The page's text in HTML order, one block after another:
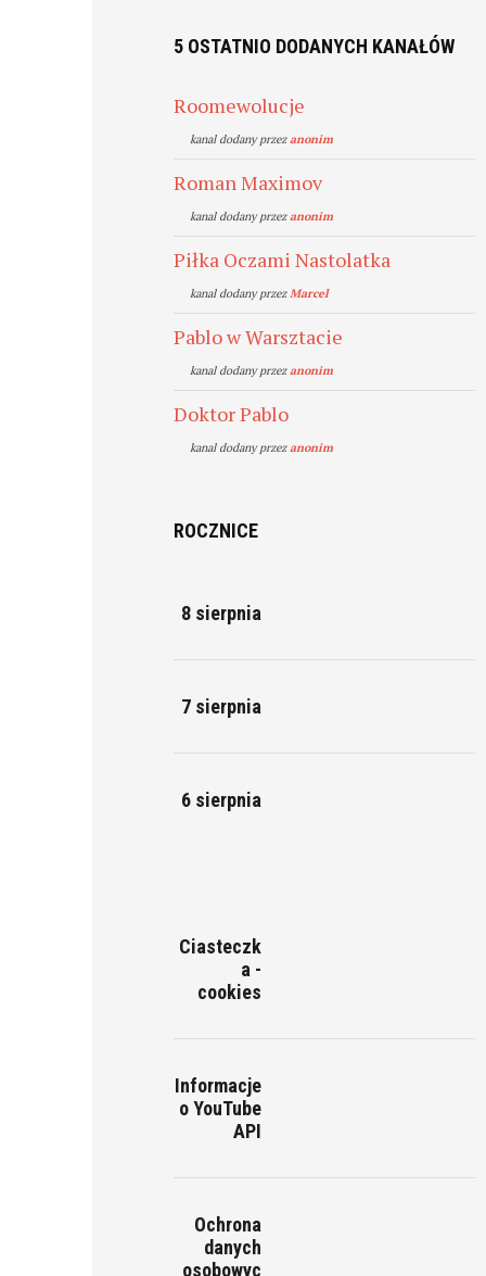
5 OSTATNIO DODANYCH KANAŁÓW
Roomewolucje
kanal dodany przezanonim
Roman Maximov
kanal dodany przezanonim
Piłka Oczami Nastolatka
kanal dodany przezMarcel
Pablo w Warsztacie
kanal dodany przezanonim
Doktor Pablo
kanal dodany przezanonim
ROCZNICE
8 sierpnia
7 sierpnia
6 sierpnia
Ciasteczk
a -
cookies
Informacje
o YouTube
API
Ochrona
danych
osobowyc